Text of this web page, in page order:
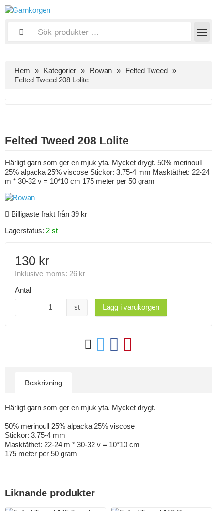
Hem Kategorier Rowan
Felted Tweed
Felted Tweed 208 Lolite
Felted Tweed 208 Lolite
Härligt garn som ger en mjuk yta. Mycket drygt. 50% merinoull
25% alpacka 25% viscose Stickor: 3.75-4 mm Masktäthet: 22-24
m * 30-32 v = 10*10 cm 175 meter per 50 gram
Billigaste frakt från 39 kr
Lagerstatus: 2 st
130 kr
Inklusive moms: 26 kr
Antal
st Lägg i varukorgen
Beskrivning
Härligt garn som ger en mjuk yta. Mycket drygt.
50% merinoull 25% alpacka 25% viscose
Stickor: 3.75-4 mm
Masktäthet: 22-24 m * 30-32 v = 10*10 cm
175 meter per 50 gram
Liknande produkter